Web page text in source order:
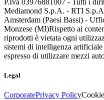
Mediamond S.p.A. - RTI
Amsterdam (Paesi Bassi) -
Monzese (MI)Rispetto ai
riprodotti è vietata ogni
sistemi di intelligenza
espresso di utilizzare mezzi
Legal
CorporatePrivacy Policy